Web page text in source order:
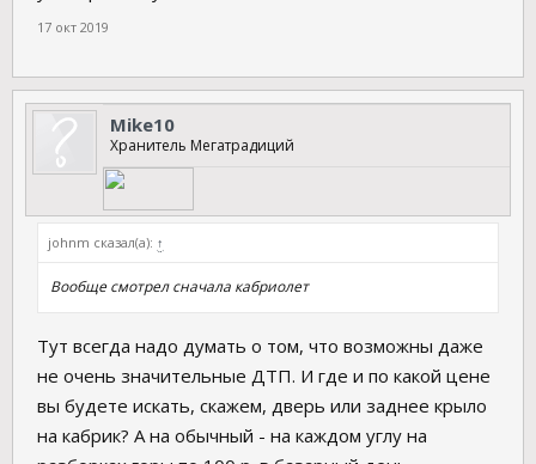
17 окт 2019
Mike10
Хранитель Мегатрадиций
johnm сказал(а): ↑
Вообще смотрел сначала кабриолет
Тут всегда надо думать о том, что возможны даже
не очень значительные ДТП. И где и по какой цене
вы будете искать, скажем, дверь или заднее крыло
на кабрик? А на обычный - на каждом углу на